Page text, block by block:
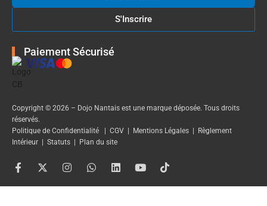
S'Inscrire
Paiement Sécurisé
Copyright © 2026 – Dojo Nantais est une marque déposée. Tous droits
réservés.
Politique de Confidentialité
CGV Mentions Légales
Règlement
Intérieur
Statuts Plan du site
F
a
X
-
I
n
W
h
L
i
Y
o
T
i